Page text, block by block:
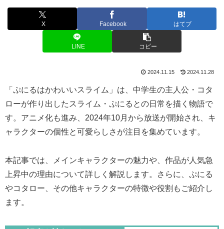
X Facebook はてブ
LINE コピー
2024.11.15 2024.11.28
「ぷにるはかわいいスライム」は、中学生の主人公・コタ
ローが作り出したスライム・ぷにるとの日常を描く物語で
す。アニメ化も進み、2024年10月から放送が開始され、キ
ャラクターの個性と可愛らしさが注目を集めています。
本記事では、メインキャラクターの魅力や、作品が人気急
上昇中の理由について詳しく解説します。さらに、ぷにる
やコタロー、その他キャラクターの特徴や役割もご紹介し
ます。